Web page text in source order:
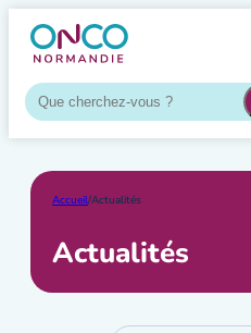
Aller
contenu
Accueil/Actualités
Actualités